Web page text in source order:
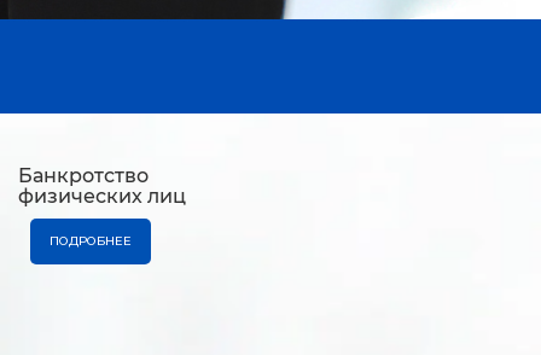
Банкротство
физических лиц
ПОДРОБНЕЕ